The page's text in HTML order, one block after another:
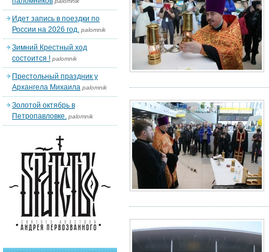
Идет запись в поездки по
России на 2026 год. palomnik
Зимний Крестный ход
состоится ! palomnik
Престольный праздник у
Архангела Михаила palomnik
Золотой октябрь в
Петропавловке. palomnik